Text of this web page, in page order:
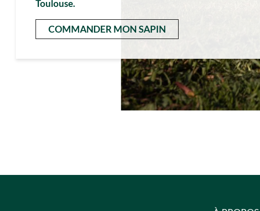
Toulouse.
COMMANDER MON SAPIN